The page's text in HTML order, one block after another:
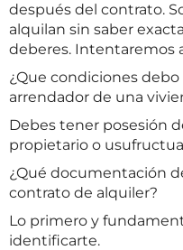
después del contrato.
alquilan sin saber
deberes. Intentaremos
¿Que condiciones
arrendador de una
Debes tener posesión
propietario o
¿Qué documentación
contrato de alquiler?
Lo primero y
identificarte.